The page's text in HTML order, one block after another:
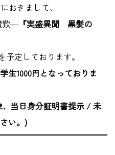
おきまして、
歎― 『実盛異聞 黒髪の
予定しております。
生1000円となっておりま
当日身分証明書提示 / 未
い。)